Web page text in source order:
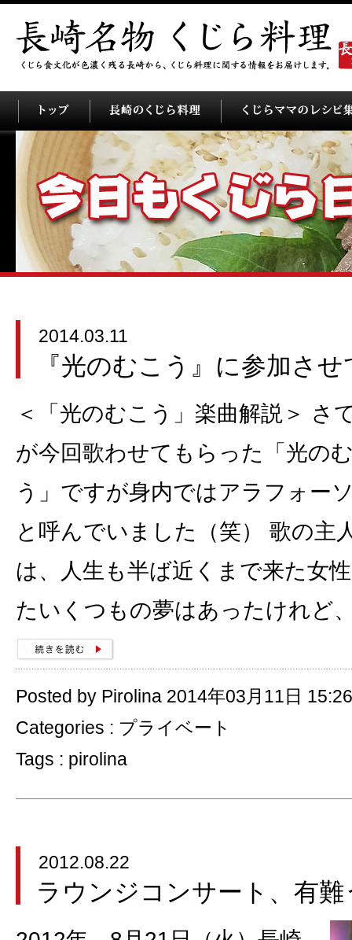
2014.03.11
『光のむこう』に参加さ
＜「光のむこう」楽曲解説＞ さ
が今回歌わせてもらった「光の
う」ですが身内ではアラフォー
と呼んでいました（笑） 歌の主
は、人生も半ば近くまで来た女
たいくつもの夢はあったけれど
Posted by Pirolina 2014年03月11日 15:26
Categories : プライベート
Tags : pirolina
2012.08.22
ラウンジコンサート、有難